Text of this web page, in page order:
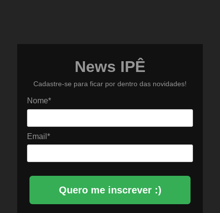
News IPÊ
Cadastre-se para ficar por dentro das novidades!
Nome*
Email*
Quero me inscrever :)